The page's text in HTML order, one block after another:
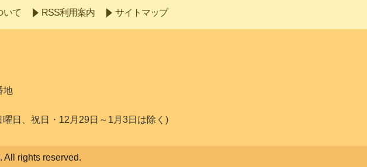
いて RSS利用案内 サイトマップ
地
日、祝日・12月29日～1月3日は除く)
All rights reserved.